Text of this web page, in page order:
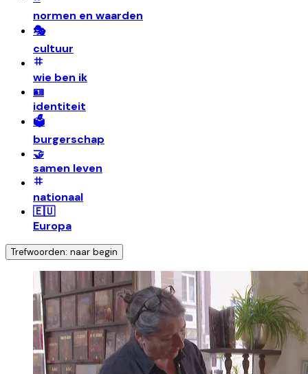
normen en waarden
🎭
cultuur
wie ben ik
🪪
identiteit
🗳️
burgerschap
🤝
samen leven
nationaal
🇪🇺
Europa
Trefwoorden: naar begin